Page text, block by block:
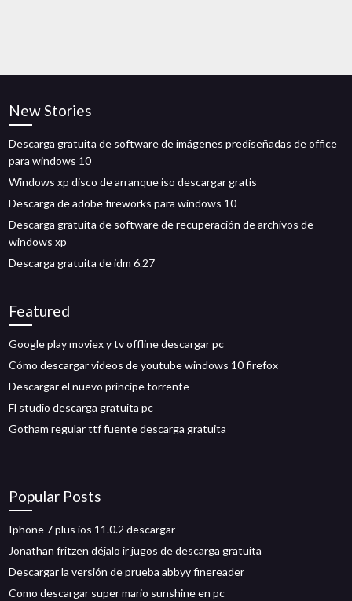
New Stories
Descarga gratuita de software de imágenes prediseñadas de office
para windows 10
Windows xp disco de arranque iso descargar gratis
Descarga de adobe fireworks para windows 10
Descarga gratuita de software de recuperación de archivos de
windows xp
Descarga gratuita de idm 6.27
Featured
Google play moviex y tv offline descargar pc
Cómo descargar videos de youtube windows 10 firefox
Descargar el nuevo príncipe torrente
Fl studio descarga gratuita pc
Gotham regular ttf fuente descarga gratuita
Popular Posts
Iphone 7 plus ios 11.0.2 descargar
Jonathan fritzen déjalo ir jugos de descarga gratuita
Descargar la versión de prueba abbyy finereader
Como descargar super mario sunshine en pc